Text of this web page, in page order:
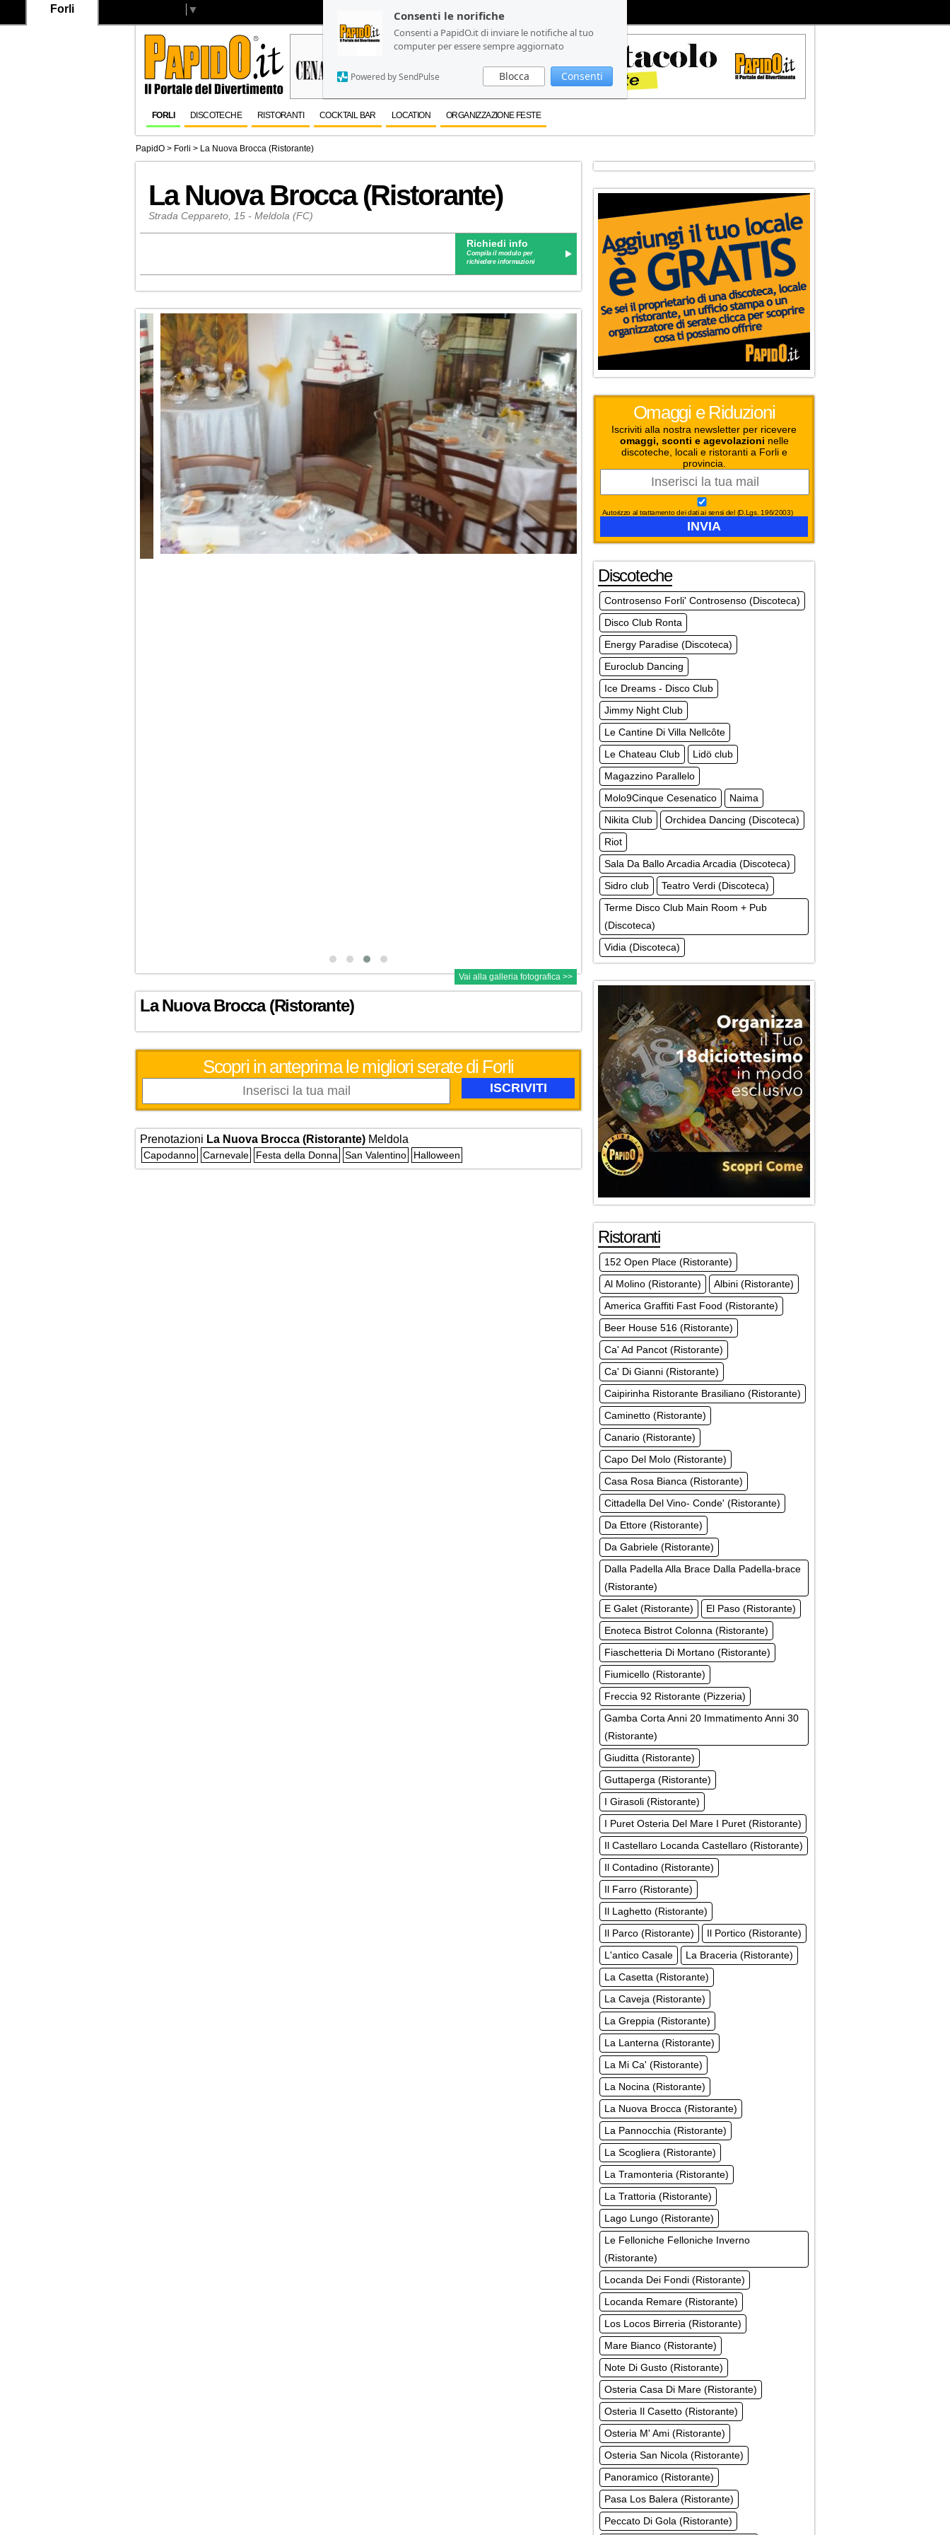
Consenti le norifiche
Consenti a PapidO.it di inviare le notifiche al tuo
computer per essere sempre aggiornato
Blocca Consenti
Powered by SendPulse
Consenti le norifiche
Consenti a PapidO.it di inviare le notifiche al tuo
computer per essere sempre aggiornato
Blocca Consenti
Powered by SendPulse
Forli ▼
FORLI DISCOTECHE RISTORANTI COCKTAIL BAR LOCATION ORGANIZZAZIONE FESTE
PapidO > Forli > La Nuova Brocca (Ristorante)
La Nuova Brocca (Ristorante)
Strada Ceppareto, 15 - Meldola (FC)
Richiedi info
Compila il modulo per
richiedere informazioni
Vai alla galleria fotografica >>
La Nuova Brocca (Ristorante)
Scopri in anteprima le migliori serate di Forli
Prenotazioni La Nuova Brocca (Ristorante) Meldola
Capodanno Carnevale Festa della Donna San Valentino Halloween
Omaggi e Riduzioni
Iscriviti alla nostra newsletter per ricevere
omaggi, sconti e agevolazioni nelle
discoteche, locali e ristoranti a Forli e
provincia.
Autorizzo al trattamento dei dati ai sensi del (D.Lgs. 196/2003)
Discoteche
Controsenso Forli' Controsenso (Discoteca)
Disco Club Ronta
Energy Paradise (Discoteca)
Euroclub Dancing
Ice Dreams - Disco Club
Jimmy Night Club
Le Cantine Di Villa Nellcôte
Le Chateau Club
Lidö club
Magazzino Parallelo
Molo9Cinque Cesenatico
Naima
Nikita Club
Orchidea Dancing (Discoteca)
Riot
Sala Da Ballo Arcadia Arcadia (Discoteca)
Sidro club
Teatro Verdi (Discoteca)
Terme Disco Club Main Room + Pub
(Discoteca)
Vidia (Discoteca)
Ristoranti
152 Open Place (Ristorante)
Al Molino (Ristorante)
Albini (Ristorante)
America Graffiti Fast Food (Ristorante)
Beer House 516 (Ristorante)
Ca' Ad Pancot (Ristorante)
Ca' Di Gianni (Ristorante)
Caipirinha Ristorante Brasiliano (Ristorante)
Caminetto (Ristorante)
Canario (Ristorante)
Capo Del Molo (Ristorante)
Casa Rosa Bianca (Ristorante)
Cittadella Del Vino- Conde' (Ristorante)
Da Ettore (Ristorante)
Da Gabriele (Ristorante)
Dalla Padella Alla Brace Dalla Padella-brace
(Ristorante)
E Galet (Ristorante)
El Paso (Ristorante)
Enoteca Bistrot Colonna (Ristorante)
Fiaschetteria Di Mortano (Ristorante)
Fiumicello (Ristorante)
Freccia 92 Ristorante (Pizzeria)
Gamba Corta Anni 20 Immatimento Anni 30
(Ristorante)
Giuditta (Ristorante)
Guttaperga (Ristorante)
I Girasoli (Ristorante)
I Puret Osteria Del Mare I Puret (Ristorante)
Il Castellaro Locanda Castellaro (Ristorante)
Il Contadino (Ristorante)
Il Farro (Ristorante)
Il Laghetto (Ristorante)
Il Parco (Ristorante)
Il Portico (Ristorante)
L'antico Casale
La Braceria (Ristorante)
La Casetta (Ristorante)
La Caveja (Ristorante)
La Greppia (Ristorante)
La Lanterna (Ristorante)
La Mi Ca' (Ristorante)
La Nocina (Ristorante)
La Nuova Brocca (Ristorante)
La Pannocchia (Ristorante)
La Scogliera (Ristorante)
La Tramonteria (Ristorante)
La Trattoria (Ristorante)
Lago Lungo (Ristorante)
Le Felloniche Felloniche Inverno
(Ristorante)
Locanda Dei Fondi (Ristorante)
Locanda Remare (Ristorante)
Los Locos Birreria (Ristorante)
Mare Bianco (Ristorante)
Note Di Gusto (Ristorante)
Osteria Casa Di Mare (Ristorante)
Osteria Il Casetto (Ristorante)
Osteria M' Ami (Ristorante)
Osteria San Nicola (Ristorante)
Panoramico (Ristorante)
Pasa Los Balera (Ristorante)
Peccato Di Gola (Ristorante)